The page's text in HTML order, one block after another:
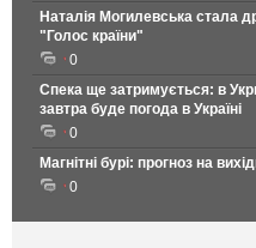
Наталія Могилевська стала
"Голос країни"
0
Спека ще затримується: в
завтра буде погода в Україні
0
Магнітні бурі: прогноз на
0